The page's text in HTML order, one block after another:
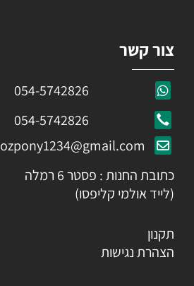
צור קשר
054-5742826
054-5742826
ozpony1234@gmail.com
כתובת החנות : פסטר 6 רמלה
(לייד אולמי קליפסו)
תקנון
הצהרת נגישות